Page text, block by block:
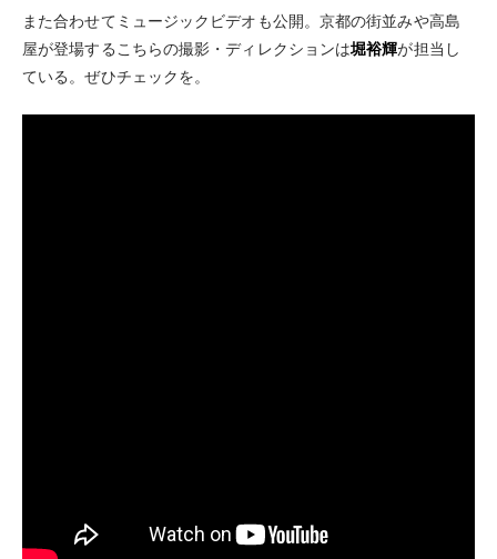
また合わせてミュージックビデオも公開。京都の街並みや高島
屋が登場するこちらの撮影・ディレクションは堀裕輝が担当し
ている。ぜひチェックを。